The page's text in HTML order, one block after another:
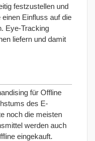
festzustellen und
Einfluss auf die
Eye-Tracking
liefern und damit
für Offline
des E-
noch die meisten
werden auch
eingekauft.